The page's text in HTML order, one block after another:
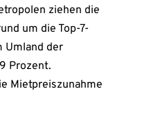
ziehen die
um die Top-7-
Umland der
Prozent.
Mietpreiszunahme